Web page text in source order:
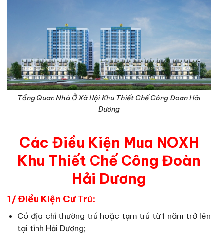
Tổng Quan Nhà Ở Xã Hội Khu Thiết Chế Công Đoàn Hải
Dương
Các Điều Kiện Mua NOXH
Khu Thiết Chế Công Đoàn
Hải Dương
1/ Điều Kiện Cư Trú:
Có địa chỉ thường trú hoặc tạm trú từ 1 năm trở lên
tại tỉnh Hải Dương;